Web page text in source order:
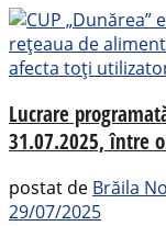
Lucrare
31.07.2025, între
postat de Brăila
29/07/2025